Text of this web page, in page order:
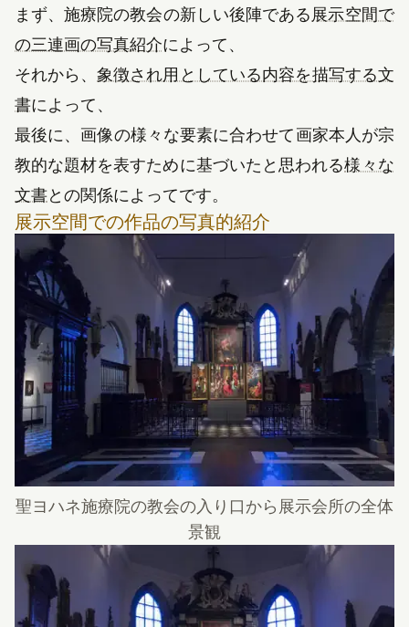
まず、施療院の教会の新しい後陣である展示空間で
の三連画の写真紹介によって、
それから、 象徴され用としている内容を描写する文
書によって、
最後に、画像の様々な要素に合わせて画家本人が宗
教的な題材を表すために基づいたと思われる様々な
文書との関係によってです。
展示空間での作品の写真的紹介
聖ヨハネ施療院の教会の入り口から展示会所の全体
景観